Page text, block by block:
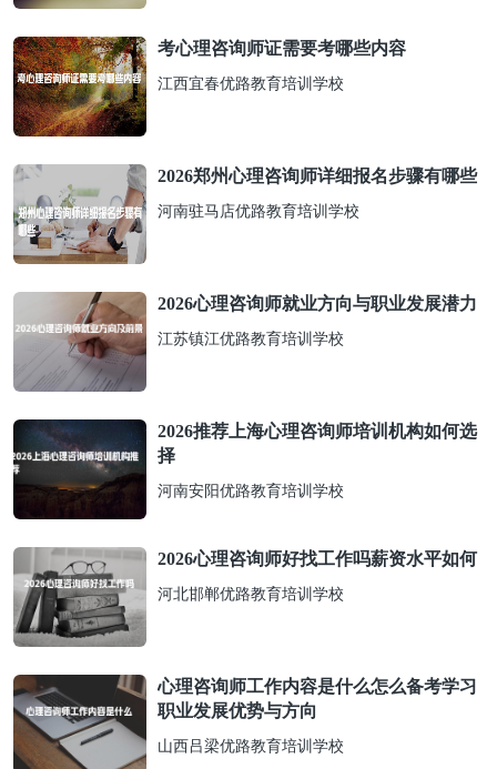
考心理咨询师证需要考哪些内容
江西宜春优路教育培训学校
2026郑州心理咨询师详细报名步骤有哪些
河南驻马店优路教育培训学校
2026心理咨询师就业方向与职业发展潜力
江苏镇江优路教育培训学校
2026推荐上海心理咨询师培训机构如何选
择
河南安阳优路教育培训学校
2026心理咨询师好找工作吗薪资水平如何
河北邯郸优路教育培训学校
心理咨询师工作内容是什么怎么备考学习
职业发展优势与方向
山西吕梁优路教育培训学校